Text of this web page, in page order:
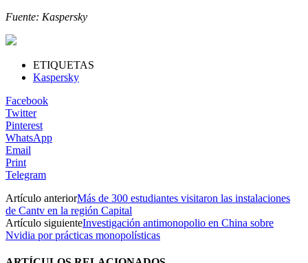
Fuente: Kaspersky
ETIQUETAS
Kaspersky
Facebook
Twitter
Pinterest
WhatsApp
Email
Print
Telegram
Artículo anteriorMás de 300 estudiantes visitaron las instalaciones
de Cantv en la región Capital
Artículo siguienteInvestigación antimonopolio en China sobre
Nvidia por prácticas monopolísticas